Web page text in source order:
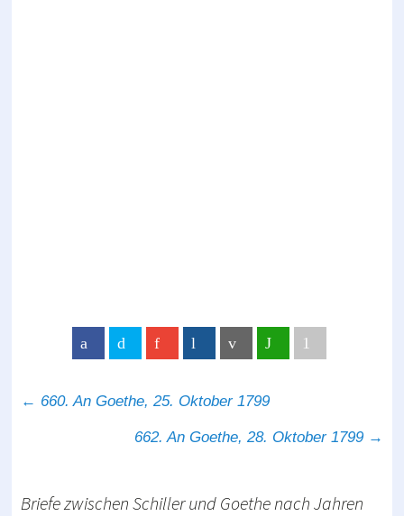
Post navigation
← 660. An Goethe, 25. Oktober 1799
662. An Goethe, 28. Oktober 1799 →
Briefe zwischen Schiller und Goethe nach Jahren